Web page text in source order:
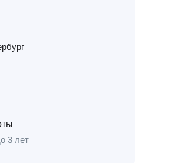
3 лет